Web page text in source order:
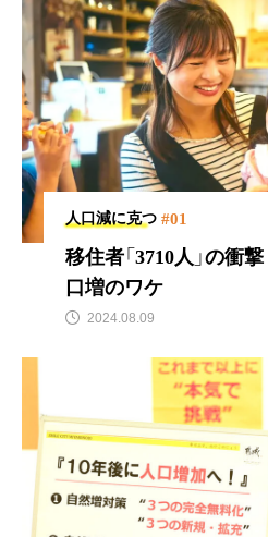
人口減に克つ #01
移住者「3710人」の衝撃
口増のワケ
2024.08.09